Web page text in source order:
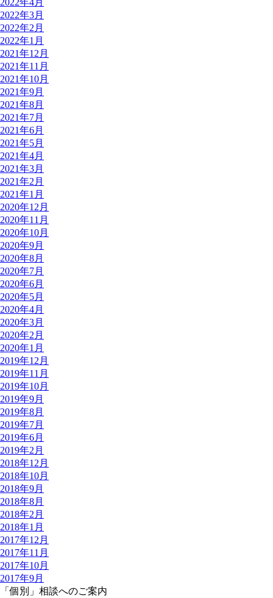
2022年4月
2022年3月
2022年2月
2022年1月
2021年12月
2021年11月
2021年10月
2021年9月
2021年8月
2021年7月
2021年6月
2021年5月
2021年4月
2021年3月
2021年2月
2021年1月
2020年12月
2020年11月
2020年10月
2020年9月
2020年8月
2020年7月
2020年6月
2020年5月
2020年4月
2020年3月
2020年2月
2020年1月
2019年12月
2019年11月
2019年10月
2019年9月
2019年8月
2019年7月
2019年6月
2019年2月
2018年12月
2018年10月
2018年9月
2018年8月
2018年2月
2018年1月
2017年12月
2017年11月
2017年10月
2017年9月
「個別」相談へのご案内